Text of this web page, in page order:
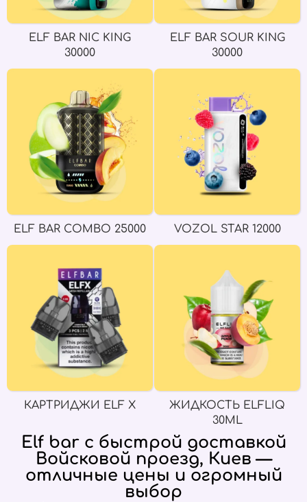
ELF BAR NIC KING
30000
ELF BAR SOUR KING
30000
ELF BAR COMBO 25000 VOZOL STAR 12000
КАРТРИДЖИ ELF X
ЖИДКОСТЬ ELFLIQ
30ML
Elf bar с быстрой доставкой
Войсковой проезд, Киев —
отличные цены и огромный
выбор